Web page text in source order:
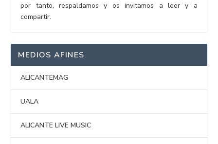
por tanto, respaldamos y os invitamos a leer y a
compartir.
MEDIOS AFINES
ALICANTEMAG
UALA
ALICANTE LIVE MUSIC